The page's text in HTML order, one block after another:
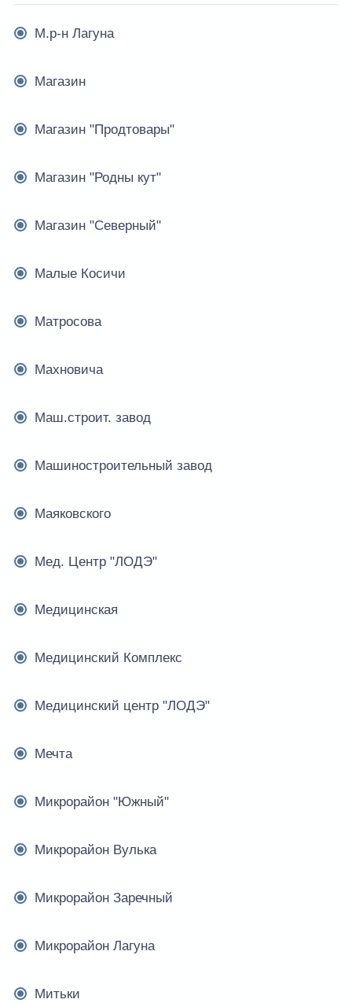
М.р-н Лагуна
Магазин
Магазин "Продтовары"
Магазин "Родны кут"
Магазин "Северный"
Малые Косичи
Матросова
Махновича
Маш.строит. завод
Машиностроительный завод
Маяковского
Мед. Центр "ЛОДЭ"
Медицинская
Медицинский Комплекс
Медицинский центр "ЛОДЭ"
Мечта
Микрорайон "Южный"
Микрорайон Вулька
Микрорайон Заречный
Микрорайон Лагуна
Митьки